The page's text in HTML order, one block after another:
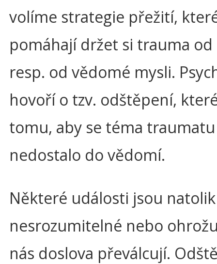
volíme strategie přežití,
pomáhají držet si trauma od
resp. od vědomé mysli.
hovoří o tzv. odštěpení,
tomu, aby se téma traumatu
nedostalo do vědomí.
Některé události jsou natolik
nesrozumitelné nebo
nás doslova převálcují.